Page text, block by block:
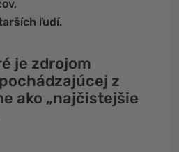
ľudí.
je zdrojom
z
ako „najčistejšie